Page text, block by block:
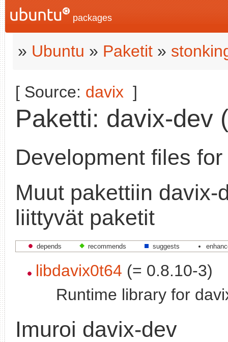
packages
» Ubuntu » Paketit »
[ Source: davix ]
Paketti: davix-dev
Development files
Muut pakettiin davix-
liittyvät paketit
depends recommends suggests
libdavix0t64 (= 0.8.10-3)
Runtime library for
Imuroi davix-dev